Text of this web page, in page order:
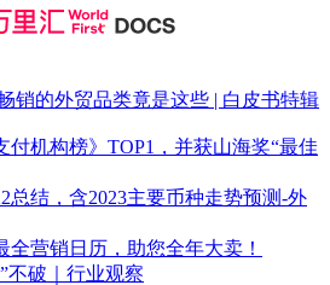
销的外贸品类竟是这些 | 白皮书特辑
付机构榜》TOP1，并获山海奖“最佳
总结，含2023主要币种走势预测-外
全营销日历，助您全年大卖！
不破｜行业观察